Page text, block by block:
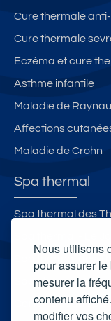
Nous utilisons
pour assurer
mesurer la
contenu
modifier vos
e
ur
Cure thermale
Cure thermale
Eczéma et cure
Asthme infantile
Maladie de
Affections
Maladie de Crohn
Spa thermal
Spa thermal des
Spa Thermal
Carte cadeau spa